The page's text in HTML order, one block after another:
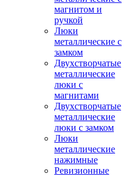
магнитом и
ручкой
Люки
металлические с
замком
Двухстворчатые
металлические
люки с
магнитами
Двухстворчатые
металлические
люки с замком
Люки
металлические
нажимные
Ревизионные